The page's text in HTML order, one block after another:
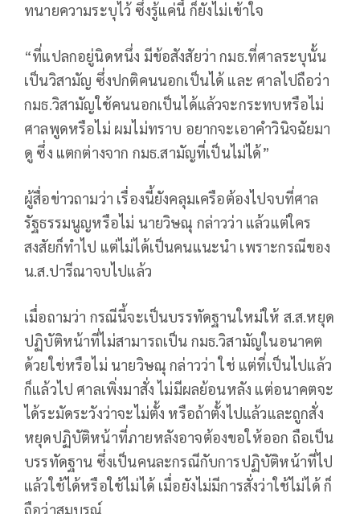
ทนายความระบุไว้ ซึ่งรู้แค่นี้ ก็ยังไม่เข้าใจ
“ที่แปลกอยู่นิดหนึ่ง มีข้อสังสัยว่า กมธ.ที่ศาลระบุนั้น
เป็นวิสามัญ ซึ่งปกติคนนอกเป็นได้ และ ศาลไปถือว่า
กมธ.วิสามัญใช้คนนอกเป็นได้แล้วจะกระทบหรือไม่
ศาลพูดหรือไม่ ผมไม่ทราบ อยากจะเอาคำวินิจฉัยมา
ดู ซึ่ง แตกต่างจาก กมธ.สามัญที่เป็นไม่ได้”
ผู้สื่อข่าวถามว่า เรื่องนี้ยังคลุมเครือต้องไปจบที่ศาล
รัฐธรรมนูญหรือไม่ นายวิษณุ กล่าวว่า แล้วแต่ใคร
สงสัยก็ทำไป แต่ไม่ได้เป็นคนแนะนำ เพราะกรณีของ
น.ส.ปารีณาจบไปแล้ว
เมื่อถามว่า กรณีนี้จะเป็นบรรทัดฐานใหม่ให้ ส.ส.หยุด
ปฏิบัติหน้าที่ไม่สามารถเป็น กมธ.วิสามัญในอนาคต
ด้วยใช่หรือไม่ นายวิษณุ กล่าวว่า ใช่ แต่ที่เป็นไปแล้ว
ก็แล้วไป ศาลเพิ่งมาสั่ง ไม่มีผลย้อนหลัง แต่อนาคตจะ
ได้ระมัดระวังว่าจะไม่ตั้ง หรือถ้าตั้งไปแล้วและถูกสั่ง
หยุดปฏิบัติหน้าที่ภายหลังอาจต้องขอให้ออก ถือเป็น
บรรทัดฐาน ซึ่งเป็นคนละกรณีกับการปฏิบัติหน้าที่ไป
แล้วใช้ได้หรือใช้ไม่ได้ เมื่อยังไม่มีการสั่งว่าใช้ไม่ได้ ก็
ถือว่าสมบูรณ์